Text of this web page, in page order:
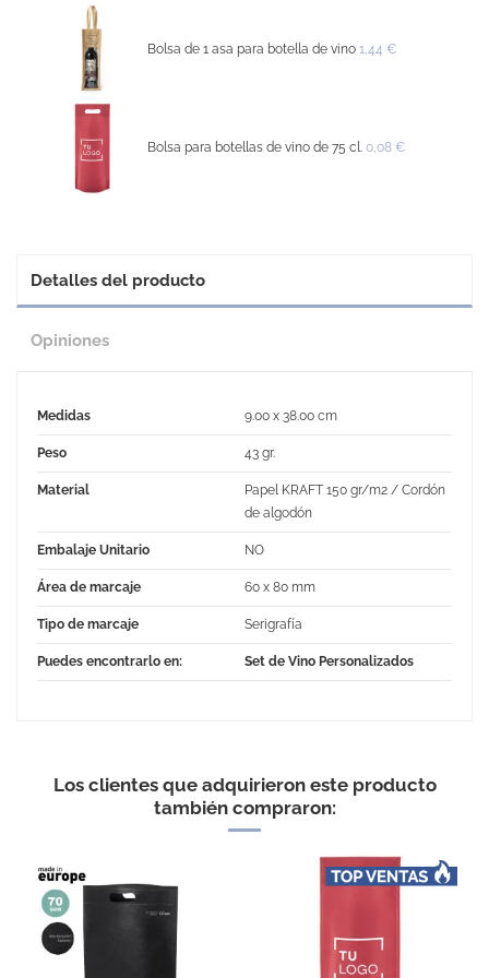
Bolsa de 1 asa para botella de vino 1,44 €
Bolsa para botellas de vino de 75 cl. 0,08 €
Detalles del producto
Opiniones
Medidas 9.00 x 38.00 cm
Peso 43 gr.
Material
Papel KRAFT 150 gr/m2 / Cordón
de algodón
Embalaje Unitario NO
Área de marcaje 60 x 80 mm
Tipo de marcaje Serigrafía
Puedes encontrarlo en: Set de Vino Personalizados
Bolsa para vino con ventana
Los clientes que adquirieron este producto
también compraron: